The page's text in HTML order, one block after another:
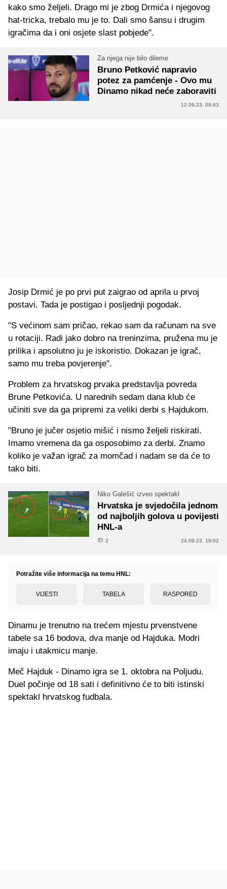
kako smo željeli. Drago mi je zbog Drmića i njegovog
hat-tricka, trebalo mu je to. Dali smo šansu i drugim
igračima da i oni osjete slast pobjede".
Za njega nije bilo dileme
Bruno Petković napravio
potez za pamćenje - Ovo mu
Dinamo nikad neće zaboraviti
12.09.23. 09:43
Josip Drmić je po prvi put zaigrao od aprila u prvoj
postavi. Tada je postigao i posljednji pogodak.
"S većinom sam pričao, rekao sam da računam na sve
u rotaciji. Radi jako dobro na treninzima, pružena mu je
prilika i apsolutno ju je iskoristio. Dokazan je igrač,
samo mu treba povjerenje".
Problem za hrvatskog prvaka predstavlja povreda
Brune Petkovića. U narednih sedam dana klub će
učiniti sve da ga pripremi za veliki derbi s Hajdukom.
"Bruno je jučer osjetio mišić i nismo željeli riskirati.
Imamo vremena da ga osposobimo za derbi. Znamo
koliko je važan igrač za momčad i nadam se da će to
tako biti.
Niko Galešić izveo spektakl
Hrvatska je svjedočila jednom
od najboljih golova u povijesti
HNL-a
2 24.09.23. 19:02
Potražite više informacija na temu HNL:
VIJESTI TABELA RASPORED
Dinamu je trenutno na trećem mjestu prvenstvene
tabele sa 16 bodova, dva manje od Hajduka. Modri
imaju i utakmicu manje.
Meč Hajduk - Dinamo igra se 1. oktobra na Poljudu.
Duel počinje od 18 sati i definitivno će to biti istinski
spektakl hrvatskog fudbala.